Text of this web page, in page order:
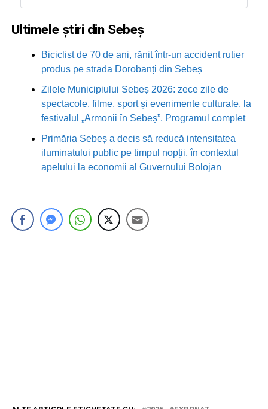
Ultimele știri din Sebeș
Biciclist de 70 de ani, rănit într-un accident rutier
produs pe strada Dorobanți din Sebeș
Zilele Municipiului Sebeș 2026: zece zile de
spectacole, filme, sport și evenimente culturale, la
festivalul „Armonii în Sebeș”. Programul complet
Primăria Sebeș a decis să reducă intensitatea
iluminatului public pe timpul nopții, în contextul
apelului la economii al Guvernului Bolojan